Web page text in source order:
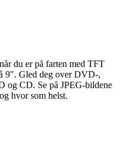
du er på farten med TFT
9". Gled deg over DVD-,
CD. Se på JPEG-bildene
hvor som helst.